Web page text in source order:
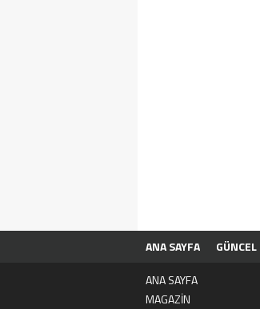
ANA SAYFA GÜNCEL
ÇEREZ POLİTİKASI
ANA SAYFA
MAGAZİN